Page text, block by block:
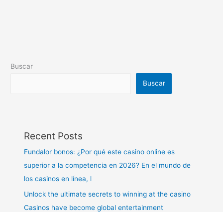
Buscar
Buscar
Recent Posts
Fundalor bonos: ¿Por qué este casino online es
superior a la competencia en 2026? En el mundo de
los casinos en línea, l
Unlock the ultimate secrets to winning at the casino
Casinos have become global entertainment